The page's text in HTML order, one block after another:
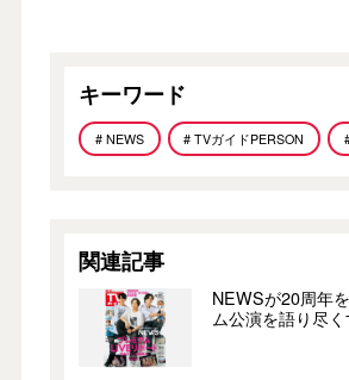
キーワード
# NEWS # TVガイドPERSON
関連記事
NEWSが20周年
ム公演を語り尽く